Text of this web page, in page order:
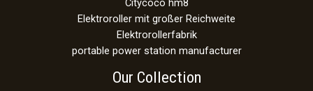
Citycoco hm8
Elektroroller mit großer Reichweite
Elektrorollerfabrik
portable power station manufacturer
Our Collection